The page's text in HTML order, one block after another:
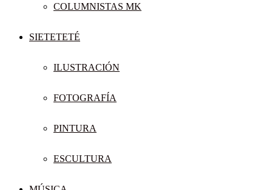
COLUMNISTAS MK
SIETETETÉ
ILUSTRACIÓN
FOTOGRAFÍA
PINTURA
ESCULTURA